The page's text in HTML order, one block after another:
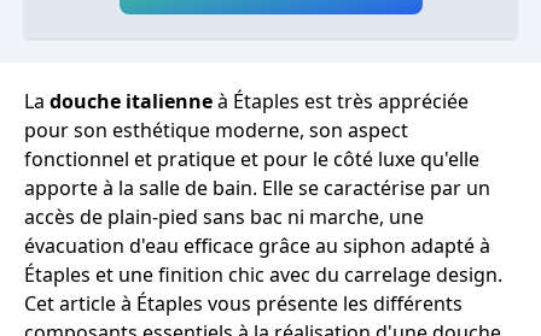
La douche italienneà Étaples est très appréciée
pour son esthétique moderne, son aspect
fonctionnel et pratique et pour le côté luxe qu'elle
apporte à la salle de bain. Elle se caractérise par un
accès de plain-pied sans bac ni marche, une
évacuation d'eau efficace grâce au siphon adapté à
Étaples et une finition chic avec du carrelage design.
Cet article à Étaples vous présente les différents